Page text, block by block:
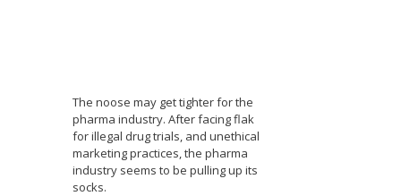
The noose may get tighter for the
pharma industry. After facing flak
for illegal drug trials, and unethical
marketing practices, the pharma
industry seems to be pulling up its
socks.